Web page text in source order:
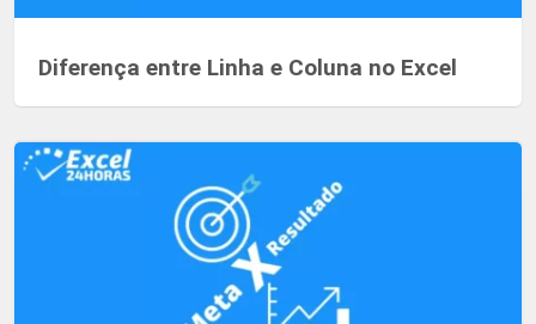
Diferença entre Linha e Coluna no Excel